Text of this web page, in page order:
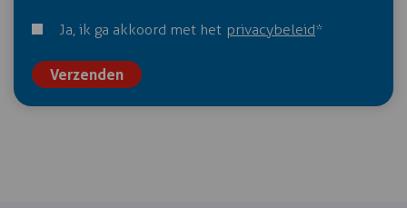
Ja, ik ga akkoord met het privacybeleid*
Verzenden